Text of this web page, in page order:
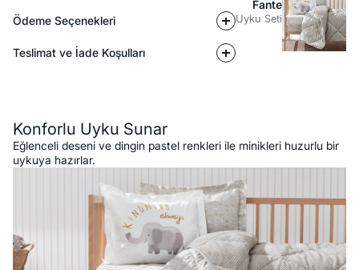
Ödeme Seçenekleri
Teslimat ve İade Koşulları
Fante
Uyku Seti
Konforlu Uyku Sunar
Eğlenceli deseni ve dingin pastel renkleri ile minikleri huzurlu bir
uykuya hazırlar.